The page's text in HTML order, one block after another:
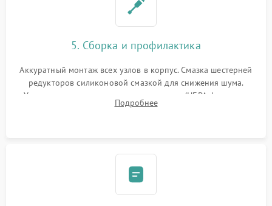
5. Сборка и профилактика
Аккуратный монтаж всех узлов в корпус. Смазка шестерней
редукторов силиконовой смазкой для снижения шума.
Установка новых расходных материалов (HEPA-фильтров,
микрофибры, щеток). Надежная фиксация разъемов и
Подробнее